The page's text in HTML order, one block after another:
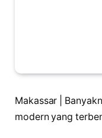
Makassar |
modern yang